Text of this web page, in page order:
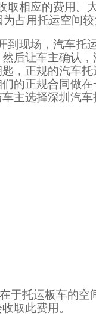
取相应的费用。
占用托运空间较
现场，汽车托
后让车主确认
，正规的汽车
的正规合同做
主选择深圳汽车
于托运板车的空
取此费用。